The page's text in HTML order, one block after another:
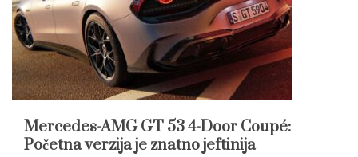
Mercedes-AMG GT 53 4-Door Coupé:
Početna verzija je znatno jeftinija